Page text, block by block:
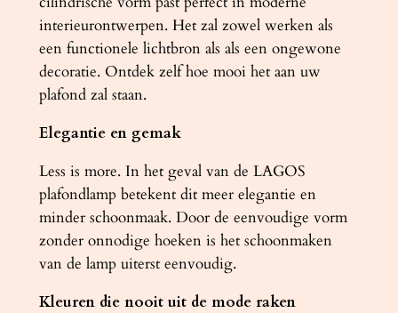
4
0
z
w
a
t
a
a
n
t
a
interieurontwerpen. Het zal zowel werken als
een functionele lichtbron als als een ongewone
decoratie. Ontdek zelf hoe mooi het aan uw
plafond zal staan.
Elegantie en gemak
Less is more. In het geval van de LAGOS
plafondlamp betekent dit meer elegantie en
minder schoonmaak. Door de eenvoudige vorm
zonder onnodige hoeken is het schoonmaken
van de lamp uiterst eenvoudig.
Kleuren die nooit uit de mode raken